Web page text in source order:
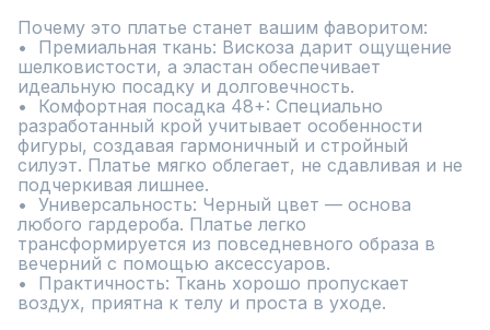
Почему это платье станет вашим фаворитом:
•  Премиальная ткань: Вискоза дарит ощущение
шелковистости, а эластан обеспечивает
идеальную посадку и долговечность.
•  Комфортная посадка 48+: Специально
разработанный крой учитывает особенности
фигуры, создавая гармоничный и стройный
силуэт. Платье мягко облегает, не сдавливая и не
подчеркивая лишнее.
•  Универсальность: Черный цвет — основа
любого гардероба. Платье легко
трансформируется из повседневного образа в
вечерний с помощью аксессуаров.
•  Практичность: Ткань хорошо пропускает
воздух, приятна к телу и проста в уходе.